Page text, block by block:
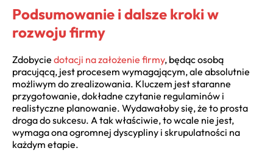
Podsumowanie i dalsze kroki w
rozwoju firmy
Zdobycie dotacji na założenie firmy, będąc osobą
pracującą, jest procesem wymagającym, ale absolutnie
możliwym do zrealizowania. Kluczem jest staranne
przygotowanie, dokładne czytanie regulaminów i
realistyczne planowanie. Wydawałoby się, że to prosta
droga do sukcesu. A tak właściwie, to wcale nie jest,
wymaga ona ogromnej dyscypliny i skrupulatności na
każdym etapie.